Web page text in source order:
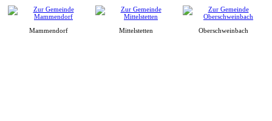
Mammendorf Mittelstetten Oberschweinbach